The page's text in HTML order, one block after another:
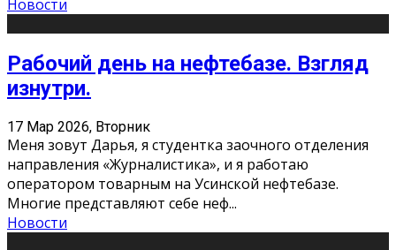
Новости
Рабочий день на нефтебазе. Взгляд
изнутри.
17 Мар 2026, Вторник
Меня зовут Дарья, я студентка заочного отделения
направления «Журналистика», и я работаю
оператором товарным на Усинской нефтебазе.
Многие представляют себе неф...
Новости